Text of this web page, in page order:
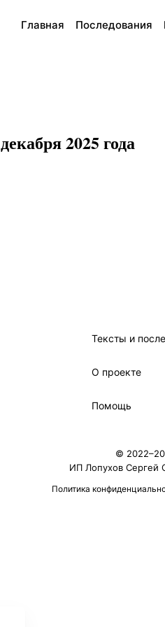
Главная Последования
2025 года
Тексты и
О проекте
Помощь
©
ИП Лопухов Сергей
Политика